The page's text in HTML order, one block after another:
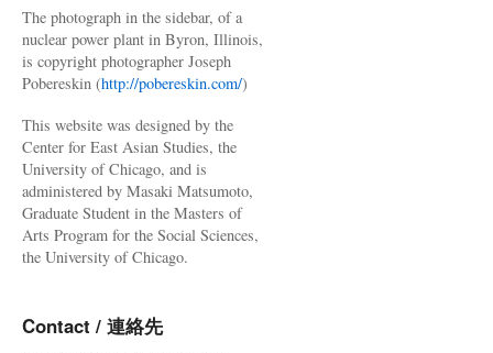
The photograph in the sidebar, of a
nuclear power plant in Byron, Illinois,
is copyright photographer Joseph
Pobereskin (http://pobereskin.com/)
This website was designed by the
Center for East Asian Studies, the
University of Chicago, and is
administered by Masaki Matsumoto,
Graduate Student in the Masters of
Arts Program for the Social Sciences,
the University of Chicago.
Contact / 連絡先